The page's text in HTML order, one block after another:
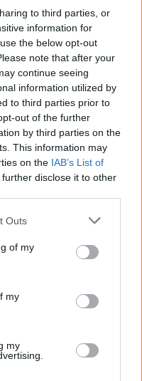
to third parties, or
information for
the below opt-out
note that after your
continue seeing
information utilized by
to third parties prior to
out of the further
by third parties on the
This information may
on the IAB’s List of
disclose it to other
Outs
of my
my
my
G.Paulauskas
pabirusius durų
prastai,
Atvykę
padėti – vyras
iš dalies. Jis
o tik sudavęs